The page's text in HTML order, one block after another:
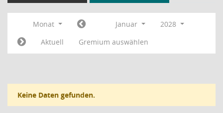
Monat Januar
2028
Aktuell
Gremium auswählen
Keine Daten gefunden.